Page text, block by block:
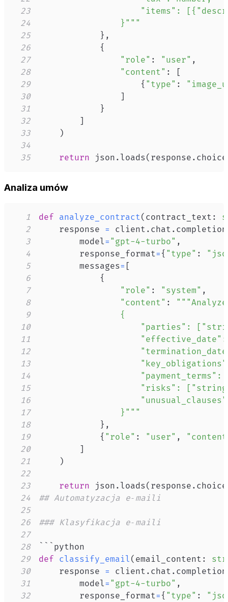
23
24
                }"""
25
} ,
26
{
27
"role" : "user" ,
28
"content" :
[
29
{ "type" :
30
]
31
}
32
]
33
)
34
35
return json . loads( response .
Analiza umów
1 def analyze_contract( contract_text :
2
    response
= client . chat .
3
        model
= "gpt-4-turbo" ,
4
        response_format
= { "type" :
5
        messages
= [
6
{
7
"role" : "system" ,
8
"content" :
9
10
11
12
13
14
15
16
17
                }"""
18
} ,
19
{ "role" : "user" ,
20
]
21
)
22
23
return json . loads( response .
24
## Automatyzacja e‑maili
25
26
### Klasyfikacja e‑maili
27
28
29
def classify_email ( email_content : str
30
    response
= client . chat .
31
        model
= "gpt-4-turbo" ,
32
        response_format
= { "type" :